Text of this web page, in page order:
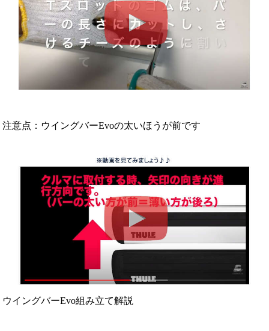
注意点：ウイングバーEvoの太いほうが前です
ウイングバーEvo組み立て解説